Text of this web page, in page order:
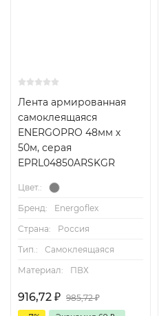
Лента армированная
самоклеящаяся
ENERGOPRO 48мм х
50м, серая
EPRL04850ARSKGR
Цвет.:
Бренд:
Energoflex
Страна:
Россия
Тип.:
Самоклеящаяся
Материал:
ПВХ
916,72 ₽ 985,72₽